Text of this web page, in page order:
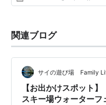
関連ブログ
サイの遊び場 Family
【お出かけスポット
スキー場ウォーター